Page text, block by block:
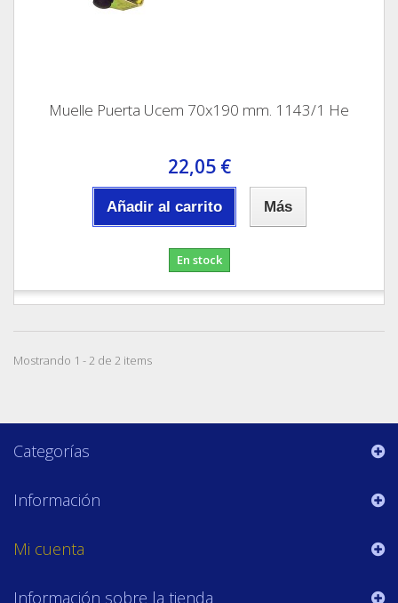
Muelle Puerta Ucem 70x190 mm. 1143/1 He
22,05 €
Añadir al carrito Más
En stock
Mostrando 1 - 2 de 2 items
Categorías
Información
Mi cuenta
Información sobre la tienda